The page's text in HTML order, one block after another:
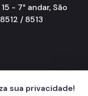
- 7° andar, São
/ 8513
sua privacidade!